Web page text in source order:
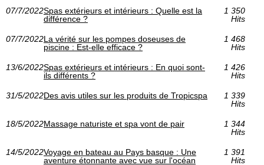
07/7/2022Spas extérieurs et intérieurs : Quelle est la
différence ?
1 350
Hits
07/7/2022La vérité sur les pompes doseuses de
piscine : Est-elle efficace ?
1 468
Hits
13/6/2022Spas extérieurs et intérieurs : En quoi sont-
ils différents ?
1 426
Hits
31/5/2022Des avis utiles sur les produits de Tropicspa
1 339
Hits
18/5/2022Massage naturiste et spa vont de pair
1 344
Hits
14/5/2022Voyage en bateau au Pays basque : Une
aventure étonnante avec vue sur l'océan
1 391
Hits